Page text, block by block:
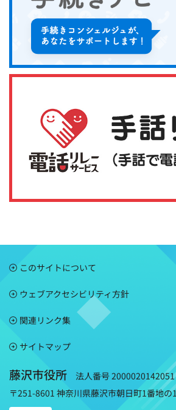
このサイトについて
ウェブアクセシビリティ方針
関連リンク集
サイトマップ
藤沢市役所
法人番号 2000020142051
〒251-8601 神奈川県藤沢市朝日町1番地の1